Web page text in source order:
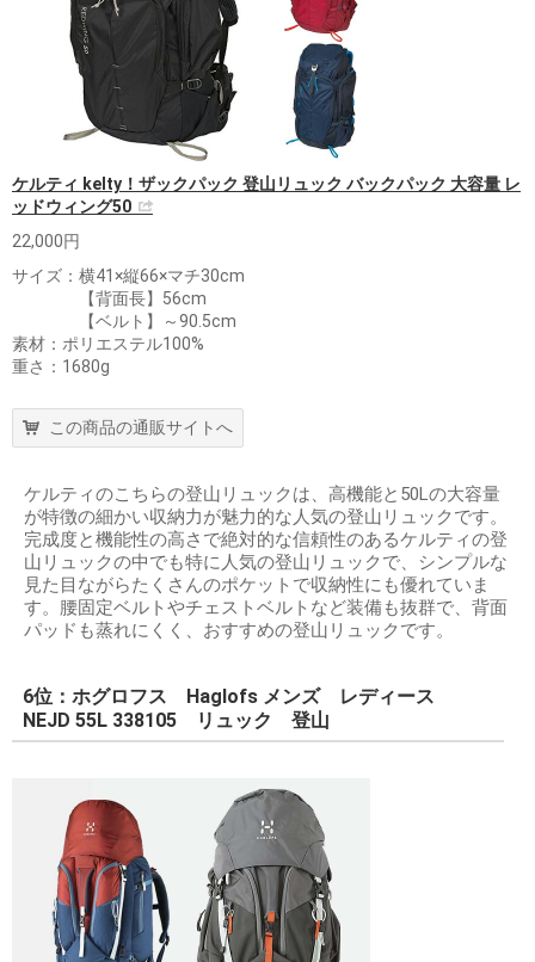
ケルティ kelty！ザックパック 登山リュック バックパック 大容量 レ
ッドウィング50
22,000円
サイズ：横41×縦66×マチ30cm
【背面長】56cm
【ベルト】～90.5cm
素材：ポリエステル100%
重さ：1680g
この商品の通販サイトへ
ケルティのこちらの登山リュックは、高機能と50Lの大容量
が特徴の細かい収納力が魅力的な人気の登山リュックです。
完成度と機能性の高さで絶対的な信頼性のあるケルティの登
山リュックの中でも特に人気の登山リュックで、シンプルな
見た目ながらたくさんのポケットで収納性にも優れていま
す。腰固定ベルトやチェストベルトなど装備も抜群で、背面
パッドも蒸れにくく、おすすめの登山リュックです。
6位：ホグロフス Haglofs メンズ レディース
NEJD 55L 338105 リュック 登山